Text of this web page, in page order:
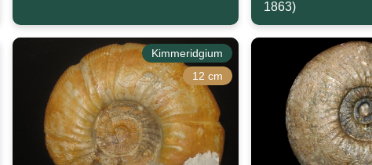
1863)
Kimmeridgium
12 cm